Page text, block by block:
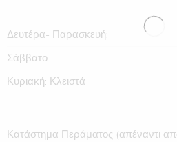
Δευτέρα- Παρασκευή:
Σάββατο:
Κυριακή: Κλειστά
Κατάστημα Περάματος (απέναντι